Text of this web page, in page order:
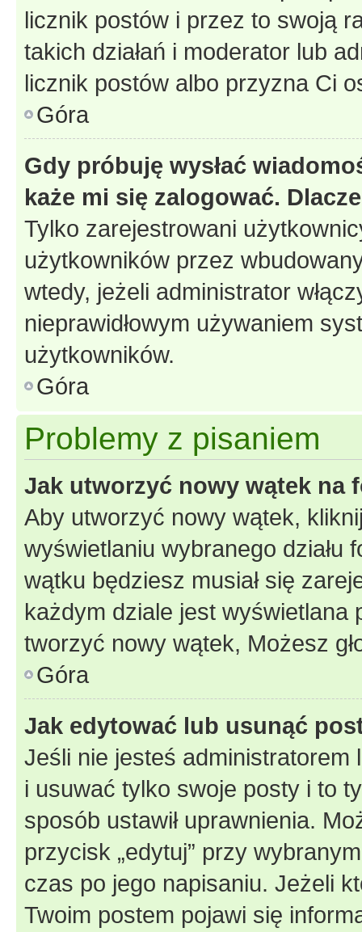
licznik postów i przez to swoją
takich działań i moderator lub
licznik postów albo przyzna Ci
Góra
Gdy próbuję wysłać
każe mi się zalogować.
Tylko zarejestrowani
użytkowników przez
wtedy, jeżeli administrator
nieprawidłowym używaniem
użytkowników.
Góra
Problemy z pisaniem
Jak utworzyć nowy wątek na
Aby utworzyć nowy wątek,
wyświetlaniu wybranego działu
wątku będziesz musiał się
każdym dziale jest wyświetlana
tworzyć nowy wątek, Możesz
Góra
Jak edytować lub usunąć
Jeśli nie jesteś
i usuwać tylko swoje posty i to
sposób ustawił uprawnienia.
przycisk „edytuj” przy
czas po jego napisaniu. Jeżeli
Twoim postem pojawi się